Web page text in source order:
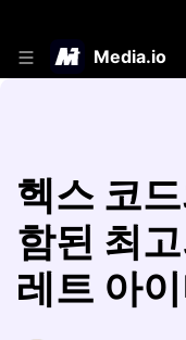
Media.io
헥스 코
함된 최
레트 아